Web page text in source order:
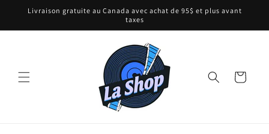
passer
Livraison gratuite au Canada avec achat de 95$ et plus avant
taxes
Panier